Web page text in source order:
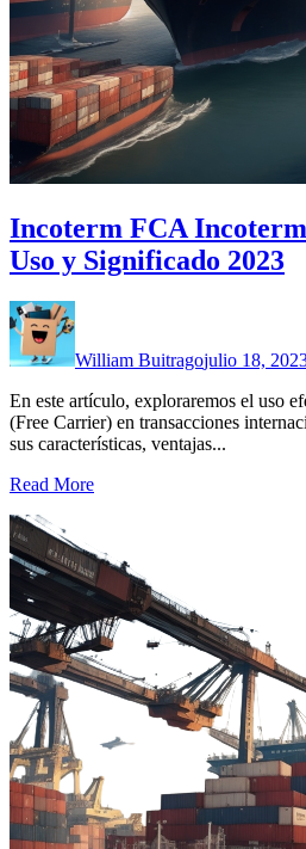
Incoterm FCA
Uso y Significado 2023
William Buitragojulio 18,
En este artículo, exploraremos el uso
(Free Carrier) en transacciones
sus características, ventajas...
Read More